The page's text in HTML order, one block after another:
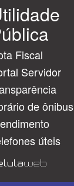
Fiscal
Servidor
de ônibus
úteis